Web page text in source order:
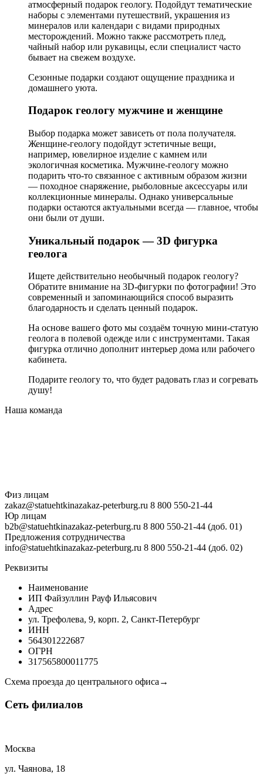
атмосферный подарок геологу. Подойдут тематические
наборы с элементами путешествий, украшения из
минералов или календари с видами природных
месторождений. Можно также рассмотреть плед,
чайный набор или рукавицы, если специалист часто
бывает на свежем воздухе.
Сезонные подарки создают ощущение праздника и
домашнего уюта.
Подарок геологу мужчине и женщине
Выбор подарка может зависеть от пола получателя.
Женщине-геологу подойдут эстетичные вещи,
например, ювелирное изделие с камнем или
экологичная косметика. Мужчине-геологу можно
подарить что-то связанное с активным образом жизни
— походное снаряжение, рыболовные аксессуары или
коллекционные минералы. Однако универсальные
подарки остаются актуальными всегда — главное, чтобы
они были от души.
Уникальный подарок — 3D фигурка
геолога
Ищете действительно необычный подарок геологу?
Обратите внимание на 3D-фигурки по фотографии! Это
современный и запоминающийся способ выразить
благодарность и сделать ценный подарок.
На основе вашего фото мы создаём точную мини-статую
геолога в полевой одежде или с инструментами. Такая
фигурка отлично дополнит интерьер дома или рабочего
кабинета.
Подарите геологу то, что будет радовать глаз и согревать
душу!
Наша команда
Физ лицам
zakaz@statuehtkinazakaz-peterburg.ru 8 800 550-21-44
Юр лицам
b2b@statuehtkinazakaz-peterburg.ru 8 800 550-21-44 (доб. 01)
Предложения сотрудничества
info@statuehtkinazakaz-peterburg.ru 8 800 550-21-44 (доб. 02)
Реквизиты
Наименование
ИП Файзуллин Рауф Ильясович
Адрес
ул. Трефолева, 9, корп. 2, Санкт-Петербург
ИНН
564301222687
ОГРН
317565800011775
Схема проезда до центрального офиса→
Сеть филиалов
Москва
ул. Чаянова, 18